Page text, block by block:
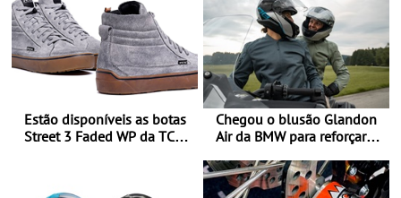
Estão disponíveis as botas
Street 3 Faded WP da TCX
Chegou o blusão Glandon
Air da BMW para reforçar
verão